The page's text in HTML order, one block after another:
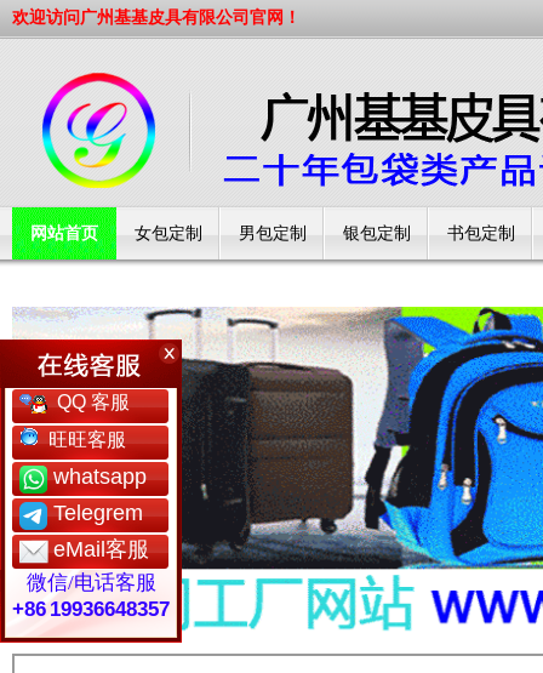
欢迎访问广州基基皮具有限公司官网！
网站首页 女包定制 男包定制 银包定制 书包定制
QQ 客服
旺旺客服
whatsapp
Telegrem
eMail客服
微信/电话客服
+86 19936648357